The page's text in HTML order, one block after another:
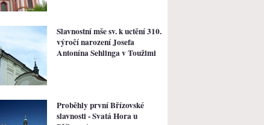
Slavnostní mše sv. k uctění 310.
výročí narození Josefa
Antonína Sehlinga v Toužimi
Proběhly první Břízovské
slavnosti - Svatá Hora u